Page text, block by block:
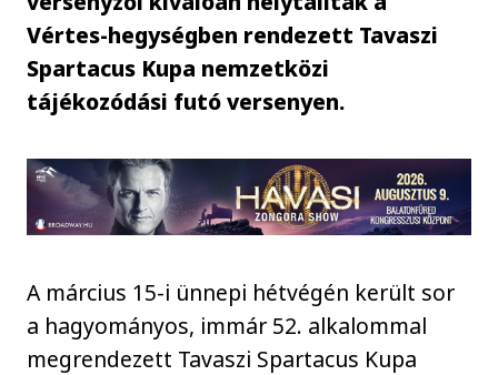
Vértes-hegységben rendezett Tavaszi
Spartacus Kupa nemzetközi
tájékozódási futó versenyen.
A március 15-i ünnepi hétvégén került sor
a hagyományos, immár 52. alkalommal
megrendezett Tavaszi Spartacus Kupa